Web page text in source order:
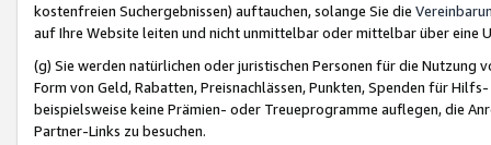
kostenfreien Suchergebnissen) auftauchen, solange Sie die
auf Ihre Website leiten und nicht unmittelbar oder mittelbar über eine
(g) Sie werden natürlichen oder juristischen Personen für die Nutzung
Form von Geld, Rabatten, Preisnachlässen, Punkten, Spenden für
beispielsweise keine Prämien- oder Treueprogramme auflegen, die
Partner-Links zu besuchen.